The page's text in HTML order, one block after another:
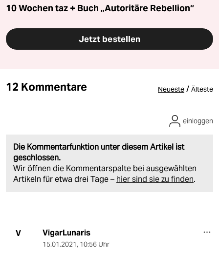
10 Wochen taz + Buch „Autoritäre Rebellion“
Jetzt bestellen
12 Kommentare Neueste / Älteste
Die Kommentarfunktion unter diesem Artikel ist
geschlossen.
Wir öffnen die Kommentarspalte bei ausgewählten
Artikeln für etwa drei Tage – hier sind sie zu finden.
einloggen
V VigarLunaris
15.01.2021, 10:56 Uhr